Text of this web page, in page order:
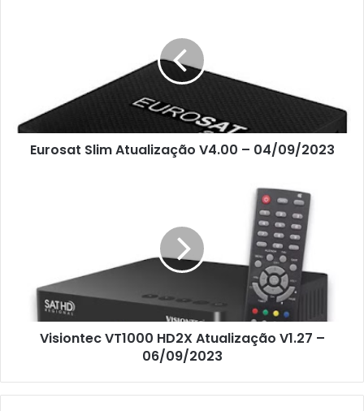
Eurosat Slim Atualização V4.00 – 04/09/2023
Visiontec VT1000 HD2X Atualização V1.27 –
06/09/2023